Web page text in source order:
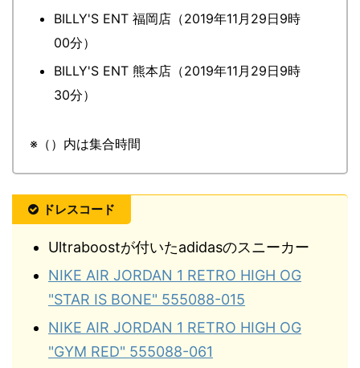
BILLY'S ENT 福岡店（2019年11月29日9時
00分）
BILLY'S ENT 熊本店（2019年11月29日9時
30分）
※（）内は集合時間
ドレスコード
Ultraboostが付いたadidasのスニーカー
NIKE AIR JORDAN 1 RETRO HIGH OG
"STAR IS BONE" 555088-015
NIKE AIR JORDAN 1 RETRO HIGH OG
"GYM RED" 555088-061